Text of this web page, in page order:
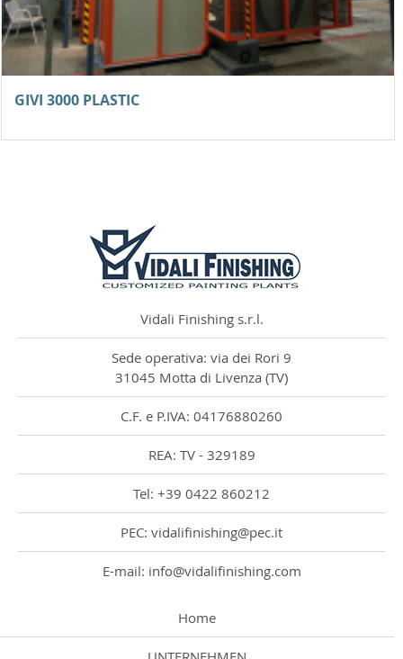
GIVI 3000 PLASTIC
Vidali Finishing s.r.l.
Sede operativa: via dei Rori 9
31045 Motta di Livenza (TV)
C.F. e P.IVA: 04176880260
REA: TV - 329189
Tel: +39 0422 860212
PEC: vidalifinishing@pec.it
E-mail: info@vidalifinishing.com
Home